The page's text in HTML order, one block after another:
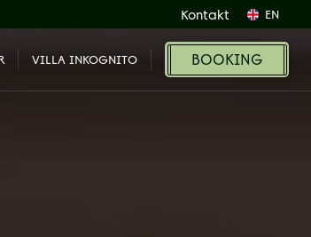
Kontakt EN
VILLA INKOGNITO BOOKING